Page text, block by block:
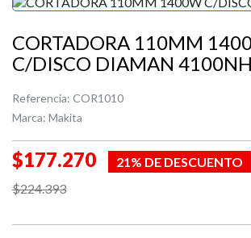
CORTADORA 110MM
C/DISCO DIAMAN
Referencia: COR1010
Marca: Makita
$177.270
21% DE DESCUENTO
$224.393